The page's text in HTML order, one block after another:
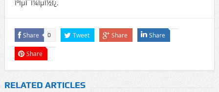
Share 0 Tweet Share Share
Share
RELATED ARTICLES